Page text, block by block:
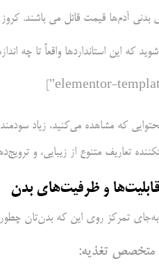
بدنی آدم‌ها قیمت قائل می باشند.
که این استانداردها واقعاً تا چه
که مشاهده می‌کنید، زیاد
تعاریف متنوع از زیبایی، و
و ظرفیت‌های بدن
تمرکز روی این که بدن‌تان چطور
متخصص تغذیه: